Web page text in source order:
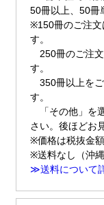
50冊以上、50冊
※150冊のご注文
す。
250冊のご注文
す。
350冊以上をご
す。
「その他」を
さい。後ほどお
※価格は税抜金額
※送料なし（沖
≫送料について